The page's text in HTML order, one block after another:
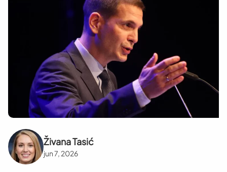
Živana Tasić
jun 7, 2026